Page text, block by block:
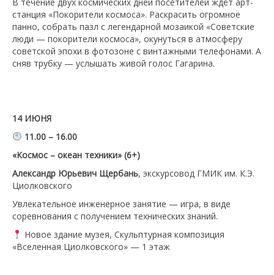
станция «Покорители космоса». Раскрасить огромное
панно, собрать пазл с легендарной мозаикой «Советские
люди — покорители космоса», окунуться в атмосферу
советской эпохи в фотозоне с винтажными телефонами. А
сняв трубку — услышать живой голос Гагарина.
14 ИЮНЯ
11.00 – 16.00
«Космос – океан техники» (6+)
Александр Юрьевич Щербань, экскурсовод ГМИК им. К.Э.
Циолковского
Увлекательное инженерное занятие — игра, в виде
соревнования с получением технических знаний.
Новое здание музея, Скульптурная композиция
«Вселенная Циолковского» — 1 этаж